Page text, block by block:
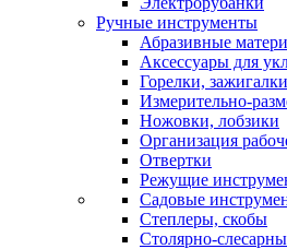
Ручные инструменты
Абразивные
Аксессуары для
Горелки, зажигалки
Измерительно-
Ножовки, лобзики
Организация
Отвертки
Режущие
Садовые
Степлеры, скобы
Столярно-